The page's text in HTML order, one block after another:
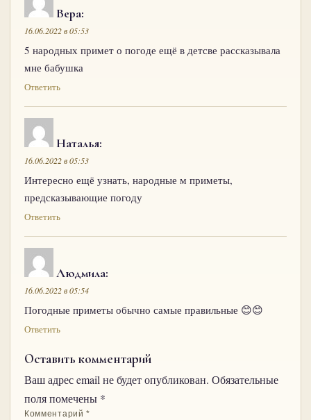
Вера:
16.06.2022 в 05:53
5 народных примет о погоде ещё в детсве рассказывала
мне бабушка
Ответить
Наталья:
16.06.2022 в 05:53
Интересно ещё узнать, народные м приметы,
предсказывающие погоду
Ответить
Людмила:
16.06.2022 в 05:54
Погодные приметы обычно самые правильные 😊😊
Ответить
Оставить комментарий
Ваш адрес email не будет опубликован. Обязательные
поля помечены *
Комментарий*